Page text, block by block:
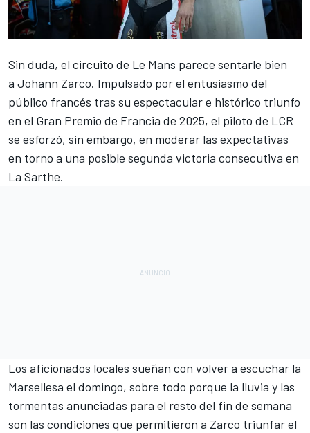
Sin duda, el circuito de Le Mans parece sentarle bien
a Johann Zarco. Impulsado por el entusiasmo del
público francés tras su espectacular e histórico triunfo
en el Gran Premio de Francia de 2025, el piloto de LCR
se esforzó, sin embargo, en moderar las expectativas
en torno a una posible segunda victoria consecutiva en
La Sarthe.
Los aficionados locales sueñan con volver a escuchar la
Marsellesa el domingo, sobre todo porque la lluvia y las
tormentas anunciadas para el resto del fin de semana
son las condiciones que permitieron a Zarco triunfar el